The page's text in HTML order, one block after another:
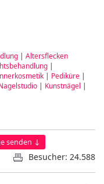
| Altersflecken
|
| Pediküre |
| Kunstnägel |
senden ↓
Besucher: 24.588